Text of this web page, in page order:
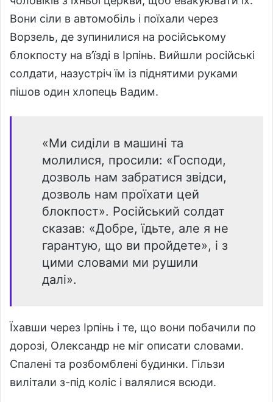
Вони сіли в автомобіль і поїхали через
Ворзель, де зупинилися на російському
блокпосту на в’їзді в Ірпінь. Вийшли російські
солдати, назустріч їм із піднятими руками
пішов один хлопець Вадим.
«Ми сиділи в машині та
молилися, просили: «Господи,
дозволь нам забратися звідси,
дозволь нам проїхати цей
блокпост». Російський солдат
сказав: «Добре, їдьте, але я не
гарантую, що ви пройдете», і з
цими словами ми рушили
далі».
Їхавши через Ірпінь і те, що вони побачили по
дорозі, Олександр не міг описати словами.
Спалені та розбомблені будинки. Гільзи
вилітали з-під коліс і валялися всюди.